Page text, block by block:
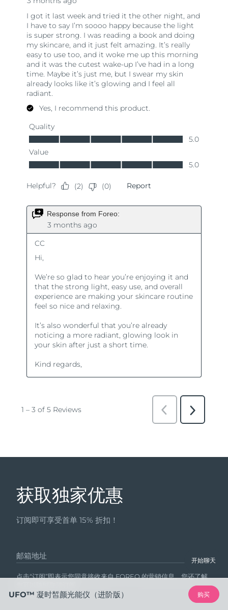
获取独家优惠
订阅即可享受首单 15% 折扣！
邮箱地址
点击“订阅”即表示您同意接收来自 FOREO 的营销信息。您还了解
开始聊天
UFO™ 凝时皙颜光能仪（进阶版） 购买